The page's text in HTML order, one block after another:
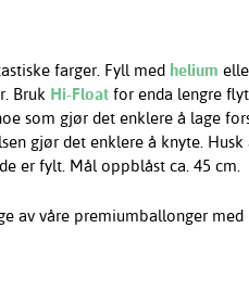
farger. Fyll med helium
Bruk Hi-Float for enda lengre
som gjør det enklere å lage
gjør det enklere å knyte.
er fylt. Mål oppblåst ca. 45 cm.
av våre premiumballonger